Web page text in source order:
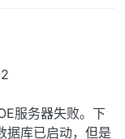
服务器失败。下
据库已启动，但是